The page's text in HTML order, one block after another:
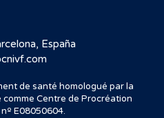
España
de santé homologué par la
Centre de Procréation
E08050604.